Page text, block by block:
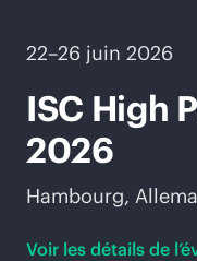
22–26 juin 2026
ISC High
2026
Hambourg,
Voir les détails de